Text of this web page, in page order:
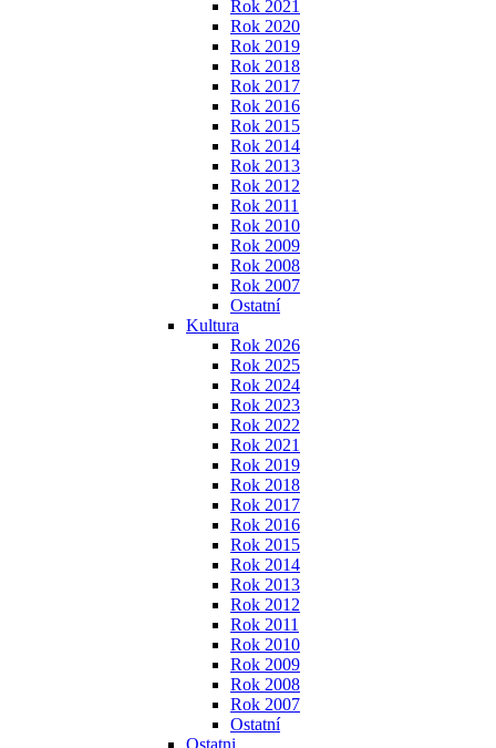
Rok 2021
Rok 2020
Rok 2019
Rok 2018
Rok 2017
Rok 2016
Rok 2015
Rok 2014
Rok 2013
Rok 2012
Rok 2011
Rok 2010
Rok 2009
Rok 2008
Rok 2007
Ostatní
Kultura
Rok 2026
Rok 2025
Rok 2024
Rok 2023
Rok 2022
Rok 2021
Rok 2019
Rok 2018
Rok 2017
Rok 2016
Rok 2015
Rok 2014
Rok 2013
Rok 2012
Rok 2011
Rok 2010
Rok 2009
Rok 2008
Rok 2007
Ostatní
Ostatni